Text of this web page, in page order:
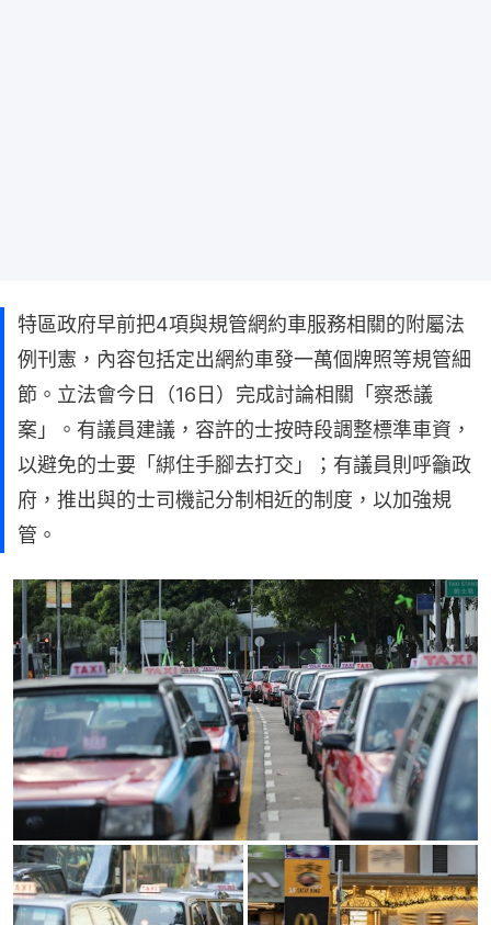
特區政府早前把4項與規管網約車服務相關的附屬法
例刊憲，內容包括定出網約車發一萬個牌照等規管細
節。立法會今日（16日）完成討論相關「察悉議
案」。有議員建議，容許的士按時段調整標準車資，
以避免的士要「綁住手腳去打交」；有議員則呼籲政
府，推出與的士司機記分制相近的制度，以加強規
管。